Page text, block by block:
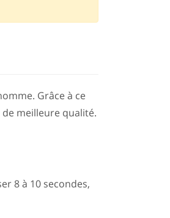
Grâce à ce
meilleure qualité.
8 à 10 secondes,